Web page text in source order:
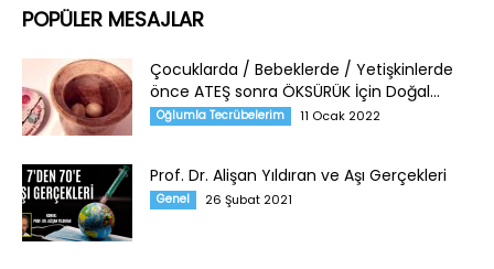
POPÜLER MESAJLAR
Çocuklarda / Bebeklerde / Yetişkinlerde
önce ATEŞ sonra ÖKSÜRÜK İçin Doğal...
Oğlumla Tecrübelerim 11 Ocak 2022
Prof. Dr. Alişan Yıldıran ve Aşı Gerçekleri
Genel 26 Şubat 2021